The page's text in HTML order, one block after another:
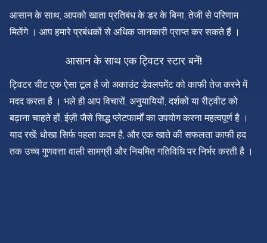
आसान के साथ, आपको खाता प्रतिबंध के डर के बिना, तेजी से परिणाम
मिलेंगे । आप हमारे प्रबंधकों से अधिक जानकारी प्राप्त कर सकते हैं ।
आसान के साथ एक ट्विटर स्टार बनें!
ट्विटर चीट एक ऐसा टूल है जो अकाउंट डेवलपमेंट को काफी तेज करने में
मदद करता है । भले ही आप विचारों, अनुयायियों, दर्शकों या रीट्वीट को
बढ़ाना चाहते हों, ईज़ी जैसे सिद्ध प्लेटफार्मों का उपयोग करना महत्वपूर्ण है ।
याद रखें: धोखा सिर्फ पहला कदम है, और एक खाते की सफलता काफी हद
तक उच्च गुणवत्ता वाली सामग्री और नियमित गतिविधि पर निर्भर करती है ।